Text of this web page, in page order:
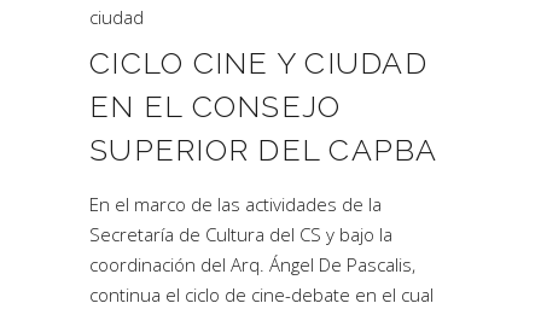
ciudad
CICLO CINE Y CIUDAD
EN EL CONSEJO
SUPERIOR DEL CAPBA
En el marco de las actividades de la
Secretaría de Cultura del CS y bajo la
coordinación del Arq. Ángel De Pascalis,
continua el ciclo de cine-debate en el cual